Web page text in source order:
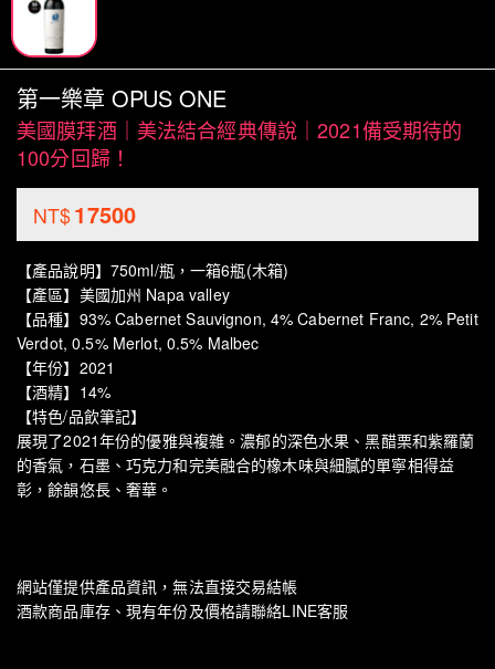
第一樂章 OPUS ONE
美國膜拜酒｜美法結合經典傳說｜2021備受期待的
100分回歸！
NT$17500
【產品說明】750ml/瓶，一箱6瓶(木箱)
【產區】美國加州 Napa valley
【品種】93% Cabernet Sauvignon, 4% Cabernet Franc, 2% Petit
Verdot, 0.5% Merlot, 0.5% Malbec
【年份】2021
【酒精】14%
【特色/品飲筆記】
展現了2021年份的優雅與複雜。濃郁的深色水果、黑醋栗和紫羅蘭
的香氣，石墨、巧克力和完美融合的橡木味與細膩的單寧相得益
彰，餘韻悠長、奢華。
網站僅提供產品資訊，無法直接交易結帳
酒款商品庫存、現有年份及價格請聯絡LINE客服